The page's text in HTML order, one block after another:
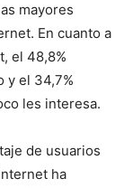
mayores
En cuanto a
el 48,8%
y el 34,7%
les interesa.
de usuarios
ha